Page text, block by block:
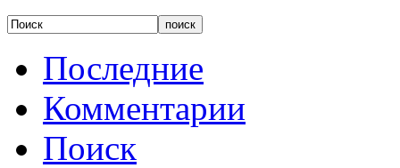
Последние
Комментарии
Поиск